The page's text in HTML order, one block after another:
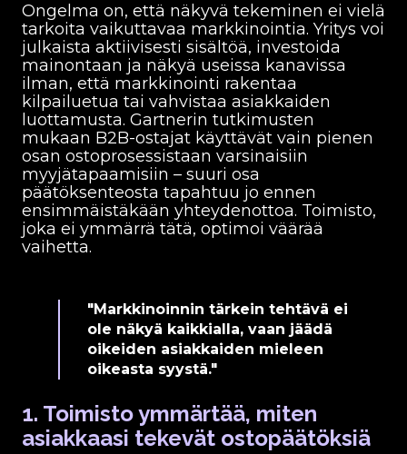
Ongelma on, että näkyvä tekeminen ei vielä
tarkoita vaikuttavaa markkinointia. Yritys voi
julkaista aktiivisesti sisältöä, investoida
mainontaan ja näkyä useissa kanavissa
ilman, että markkinointi rakentaa
kilpailuetua tai vahvistaa asiakkaiden
luottamusta. Gartnerin tutkimusten
mukaan B2B-ostajat käyttävät vain pienen
osan ostoprosessistaan varsinaisiin
myyjätapaamisiin – suuri osa
päätöksenteosta tapahtuu jo ennen
ensimmäistäkään yhteydenottoa. Toimisto,
joka ei ymmärrä tätä, optimoi väärää
vaihetta.
"Markkinoinnin tärkein tehtävä ei
ole näkyä kaikkialla, vaan jäädä
oikeiden asiakkaiden mieleen
oikeasta syystä."
1. Toimisto ymmärtää, miten
asiakkaasi tekevät ostopäätöksiä